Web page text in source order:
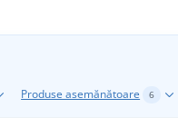
Produse asemănătoare 6